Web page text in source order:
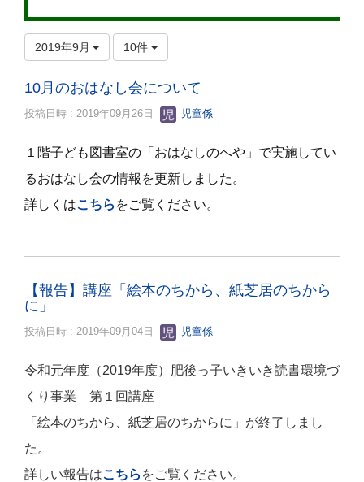
2019年9月 10件
10月のおはなし会について
投稿日時 : 2019年09月26日 児童係
１階子ども図書室の「おはなしのへや」で実施してい
るおはなし会の情報を更新しました。
詳しくはこちら をご覧ください。
【報告】講座「絵本のちから、紙芝居のちから
に」
投稿日時 : 2019年09月04日 児童係
令和元年度（2019年度）肥後っ子いきいき読書環境づ
くり事業 第１回講座
「絵本のちから、紙芝居のちからに」が終了しまし
た。
詳しい報告はこちら をご覧ください。